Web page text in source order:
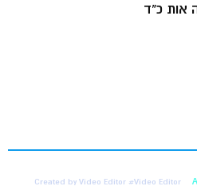
אות כ"ד
Created by Video Editor #Video Editor